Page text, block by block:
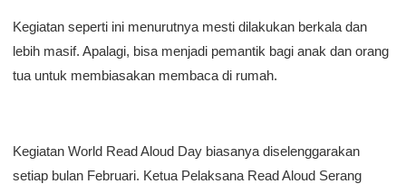
Kegiatan seperti ini menurutnya mesti dilakukan berkala dan
lebih masif. Apalagi, bisa menjadi pemantik bagi anak dan orang
tua untuk membiasakan membaca di rumah.
Kegiatan World Read Aloud Day biasanya diselenggarakan
setiap bulan Februari. Ketua Pelaksana Read Aloud Serang